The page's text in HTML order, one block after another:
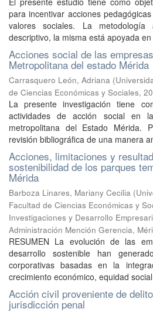
para incentivar acciones
valores sociales. La
descriptivo, la misma está apoyada en
Acciones social de las
Metropolitana del estado Mérida
Carrasquero León, Adriana (
de Ciencias Económicas y Sociales,
La presente investigación tiene
actividades de acción social en
metropolitana del Estado Mérida.
revisión bibliográfica de una manera
Acciones, limitaciones y
sostenibilidad de los parques
Mérida
Barboza Linares, Mariany Cecilia (
Facultad de Ciencias Económicas y
Investigaciones y Desarrollo
Administración Mención Gerencia,
RESUMEN La evolución de las
desarrollo sostenible han
corporativas basadas en la
crecimiento económico, equidad
Acción civil proveniente de
jurisdicción penal